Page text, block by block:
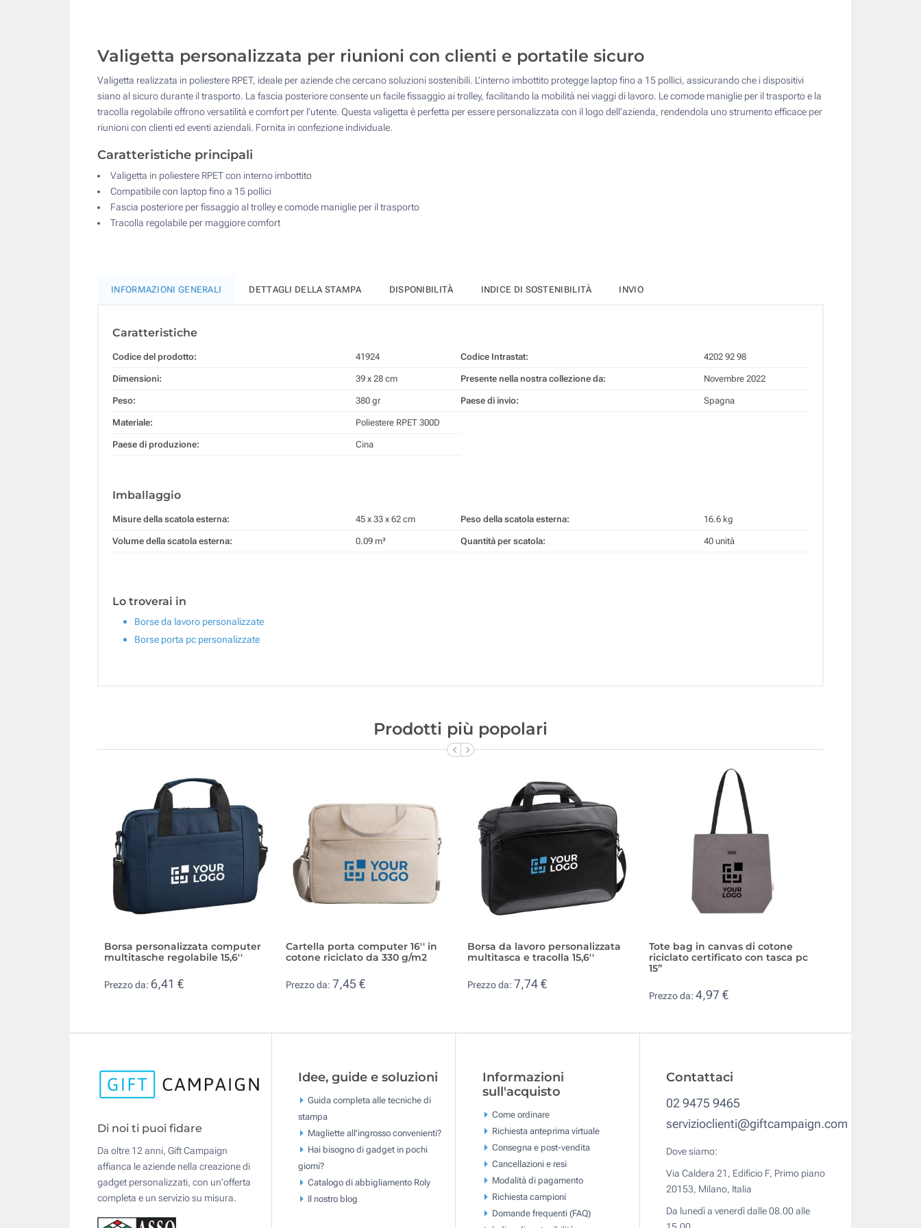
50
100
Quantità desiderata :
Valigetta personalizzata per riunioni con clienti e portatile sicuro
Valigetta realizzata in poliestere RPET, ideale per aziende che cercano soluzioni sostenibili. L’interno imbottito protegge laptop fino a 15 pollici, assicurando che i dispositivi
siano al sicuro durante il trasporto. La fascia posteriore consente un facile fissaggio ai trolley, facilitando la mobilità nei viaggi di lavoro. Le comode maniglie per il trasporto e la
tracolla regolabile offrono versatilità e comfort per l’utente. Questa valigetta è perfetta per essere personalizzata con il logo dell’azienda, rendendola uno strumento efficace per
riunioni con clienti ed eventi aziendali. Fornita in confezione individuale.
Caratteristiche principali
Valigetta in poliestere RPET con interno imbottito
Compatibile con laptop fino a 15 pollici
Fascia posteriore per fissaggio al trolley e comode maniglie per il trasporto
Tracolla regolabile per maggiore comfort
INFORMAZIONI GENERALI DETTAGLI DELLA STAMPA DISPONIBILITÀ INDICE DI SOSTENIBILITÀ INVIO
Caratteristiche
Codice del prodotto: 41924
Dimensioni: 39 x 28 cm
Peso: 380 gr
Materiale: Poliestere RPET 300D
Paese di produzione: Cina
Codice Intrastat: 4202 92 98
Presente nella nostra collezione da: Novembre 2022
Paese di invio: Spagna
Imballaggio
Misure della scatola esterna: 45 x 33 x 62 cm
Volume della scatola esterna: 0.09 m³
Peso della scatola esterna: 16.6 kg
Quantità per scatola: 40 unità
Lo troverai in
Borse da lavoro personalizzate
Borse porta pc personalizzate
Prodotti più popolari
Borsa personalizzata computer
multitasche regolabile 15,6''
Prezzo da: 6,41 €
Cartella porta computer 16'' in
cotone riciclato da 330 g/m2
Prezzo da: 7,45 €
Borsa da lavoro personalizzata
multitasca e tracolla 15,6''
Prezzo da: 7,74 €
Tote bag in canvas di cotone
riciclato certificato con tasca pc
15”
Prezzo da: 4,97 €
Di noi ti puoi fidare
Da oltre 12 anni, Gift Campaign
affianca le aziende nella creazione di
gadget personalizzati, con un'offerta
completa e un servizio su misura.
Idee, guide e soluzioni
Guida completa alle tecniche di
stampa
Magliette all'ingrosso convenienti?
Hai bisogno di gadget in pochi
giorni?
Catalogo di abbigliamento Roly
Il nostro blog
Informazioni
sull'acquisto
Come ordinare
Richiesta anteprima virtuale
Consegna e post-vendita
Cancellazioni e resi
Modalità di pagamento
Richiesta campioni
Domande frequenti (FAQ)
Contattaci
02 9475 9465
servizioclienti@giftcampaign.com
Dove siamo:
Via Caldera 21, Edificio F, Primo piano
20153, Milano, Italia
Da lunedì a venerdì dalle 08.00 alle